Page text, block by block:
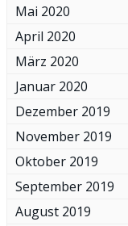
Mai 2020
April 2020
März 2020
Januar 2020
Dezember 2019
November 2019
Oktober 2019
September 2019
August 2019